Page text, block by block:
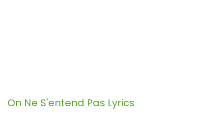
On Ne S'entend Pas Lyrics